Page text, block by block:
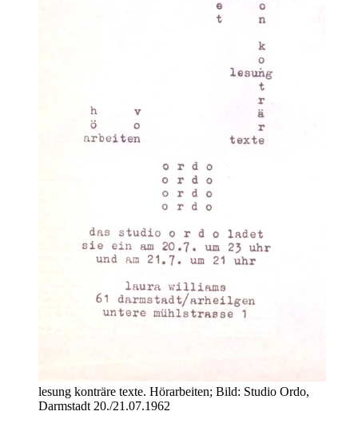
lesung konträre texte. Hörarbeiten; Bild: Studio Ordo,
Darmstadt 20./21.07.1962